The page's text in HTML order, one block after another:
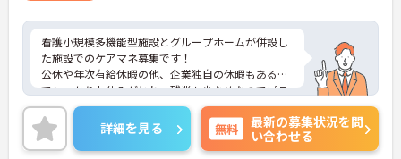
看護小規模多機能型施設とグループホームが併設し
た施設でのケアマネ募集です！
公休や年次有給休暇の他、企業独自の休暇もあるの
でしっかりお休みがとれ、残業も少なめなのでプラ
イベートも大切にできます。
ご興味ある方には、面接のポイントなど、さらに詳
細をお話致しますのでお気軽にご相談ください。
詳細を見る 無料
最新の募集状況を問
い合わせる